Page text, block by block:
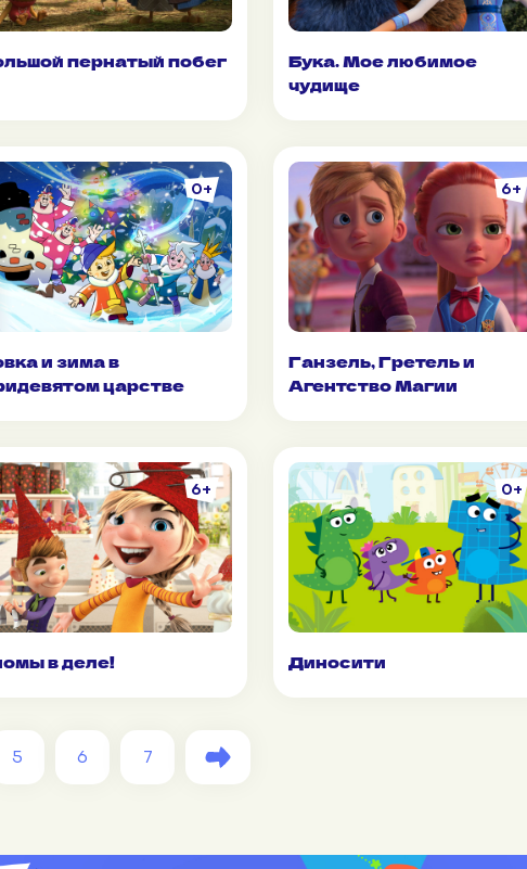
пернатый побег
Бука. Мое любимое
чудище
0+
и зима в
царстве
6+
Ганзель, Гретель и
Агентство Магии
6+
в деле!
0+
Диносити
5 6 7